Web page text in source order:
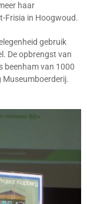
haar
Frisia in Hoogwoud.
gebruik
De opbrengst van
beenham van 1000